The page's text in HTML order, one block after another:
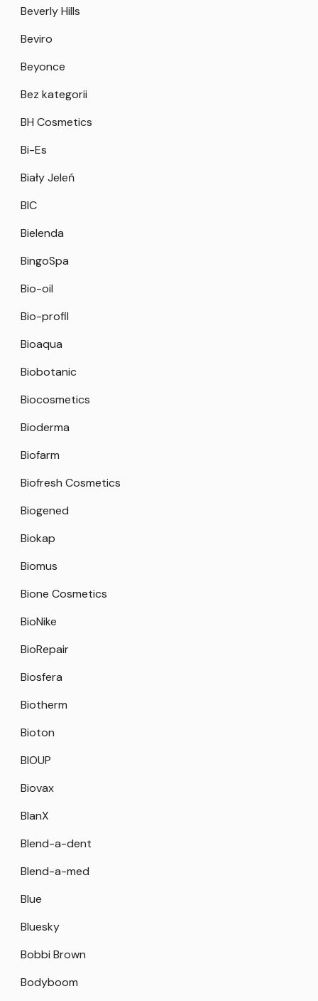
Beverly Hills
Beviro
Beyonce
Bez kategorii
BH Cosmetics
Bi-Es
Biały Jeleń
BIC
Bielenda
BingoSpa
Bio-oil
Bio-profil
Bioaqua
Biobotanic
Biocosmetics
Bioderma
Biofarm
Biofresh Cosmetics
Biogened
Biokap
Biomus
Bione Cosmetics
BioNike
BioRepair
Biosfera
Biotherm
Bioton
BIOUP
Biovax
BlanX
Blend-a-dent
Blend-a-med
Blue
Bluesky
Bobbi Brown
Bodyboom